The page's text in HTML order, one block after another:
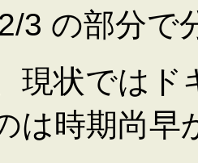
3 の部分で
現状では
は時期尚早